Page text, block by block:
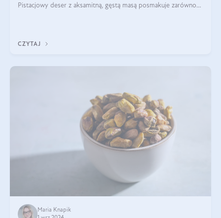
Pistacjowy deser z aksamitną, gęstą masą posmakuje zarówno
CZYTAJ
Maria Knapik